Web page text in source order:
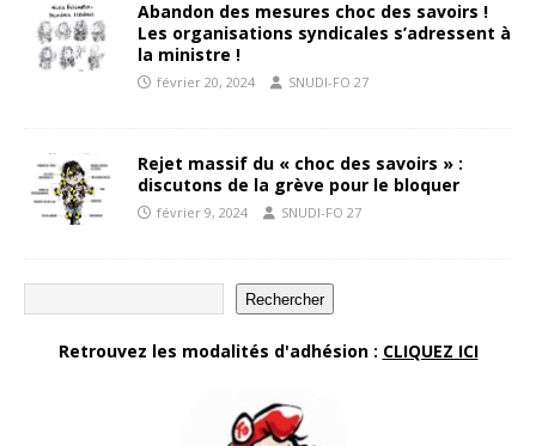
Abandon des mesures choc des savoirs !
Les organisations syndicales s’adressent à
la ministre !
février 20, 2024 SNUDI-FO 27
Rejet massif du « choc des savoirs » :
discutons de la grève pour le bloquer
février 9, 2024 SNUDI-FO 27
Rechercher
Retrouvez les modalités d'adhésion : CLIQUEZ ICI